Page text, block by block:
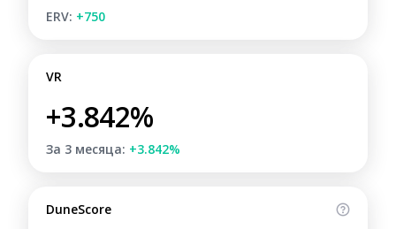
ERV: +750
VR
+3.842%
За 3 месяца: +3.842%
DuneScore